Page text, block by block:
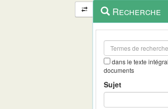
Navigation
et
outils
contextuel
Recherche
dans le texte
documents
Sujet